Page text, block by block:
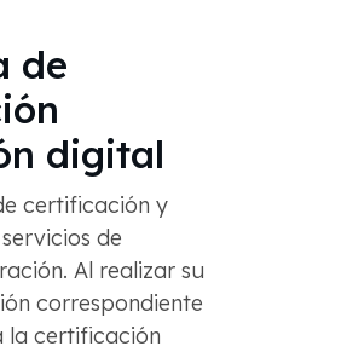
de
digital
certificación y
de
Al realizar su
correspondiente
la certificación